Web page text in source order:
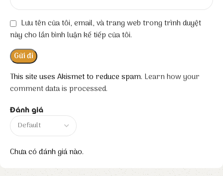
Đánh giá
Chưa có đánh giá nào.
Lưu tên của tôi, email, và trang web trong trình duyệt
này cho lần bình luận kế tiếp của tôi.
This site uses Akismet to reduce spam. Learn how your
comment data is processed.